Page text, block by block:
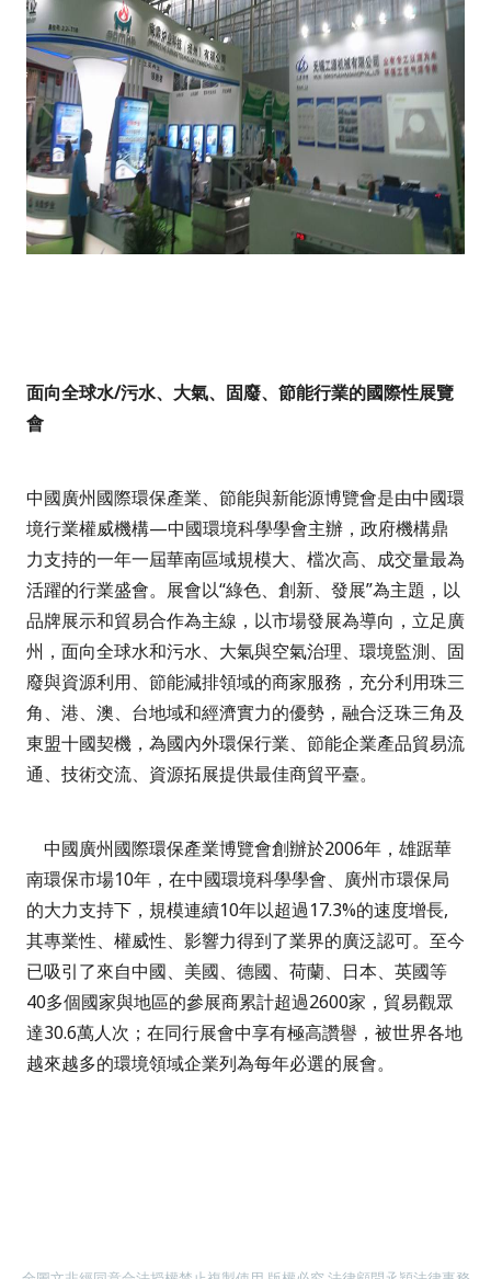
面向全球水/污水、大氣、固廢、節能行業的國際性展覽
會
中國廣州國際環保產業、節能與新能源博覽會是由中國環
境行業權威機構—中國環境科學學會主辦，政府機構鼎
力支持的一年一屆華南區域規模大、檔次高、成交量最為
活躍的行業盛會。展會以“綠色、創新、發展”為主題，以
品牌展示和貿易合作為主線，以市場發展為導向，立足廣
州，面向全球水和污水、大氣與空氣治理、環境監測、固
廢與資源利用、節能減排領域的商家服務，充分利用珠三
角、港、澳、台地域和經濟實力的優勢，融合泛珠三角及
東盟十國契機，為國內外環保行業、節能企業產品貿易流
通、技術交流、資源拓展提供最佳商貿平臺。
中國廣州國際環保產業博覽會創辦於2006年， 雄踞華
南環保市場10年，在中國環境科學學會、廣州市環保局
的大力支持下 ，規模連續10年以超過17.3%的速度增長,
其專業性、權威性、影響力得到了業界的廣泛認可。至今
已吸引了來自中國、美國、德國、荷蘭、日本、英國等
40多個國家與地區的參展商累計超過2600家，貿易觀眾
達30.6萬人次；在同行展會中享有極高讚譽，被世界各地
越來越多的環境領域企業列為每年必選的展會。